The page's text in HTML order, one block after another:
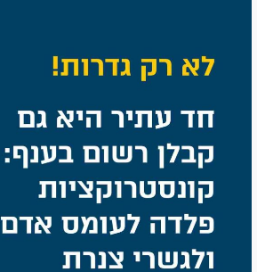
בית / גדר מוסדות ציבור,גדר ספורט